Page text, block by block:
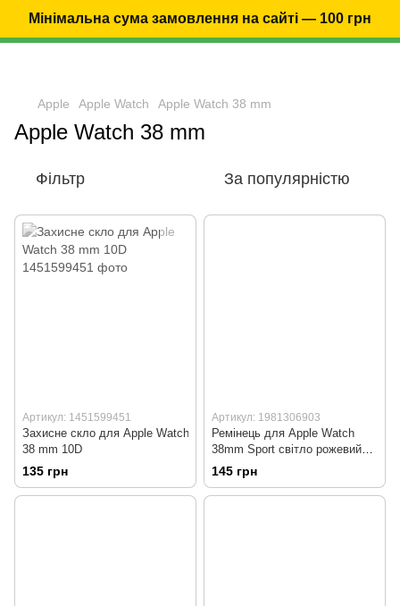
Мінімальна сума замовлення на сайті — 100 грн
Apple Apple Watch Apple Watch 38 mm
Apple Watch 38 mm
Фільтр За популярністю
Артикул: 1451599451
Захисне скло для Apple Watch
38 mm 10D
135 грн
Артикул: 1981306903
Ремінець для Apple Watch
38mm Sport світло рожевий
(S)
145 грн